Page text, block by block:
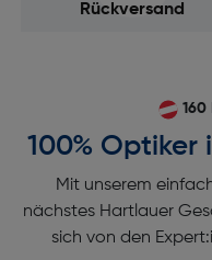
Rückversand
160
100% Optiker
Mit unserem
nächstes Hartlauer
sich von den